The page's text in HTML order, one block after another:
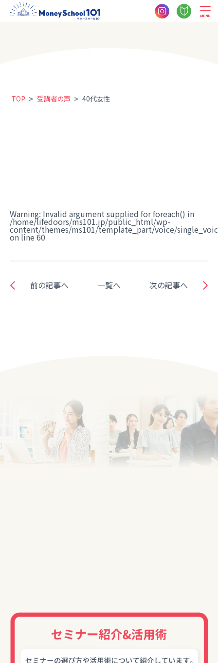
MENU
TOP > 受講者の声 > 40代女性
Warning: Invalid argument supplied for foreach() in
/home/lifedoors/ms101.jp/public_html/wp-
content/themes/ms101/template_part/voice/
on line 60
前の記事へ 一覧へ 次の記事へ